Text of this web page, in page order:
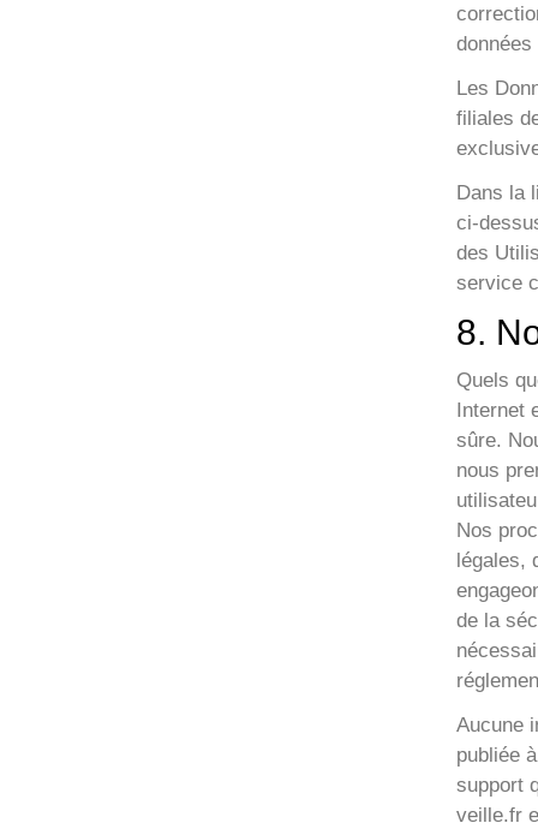
Les
filiales
Dans la
ci-
des
service
8.
Quels
Internet
sûre.
nous
Nos
légales,
de la
Aucune
publiée
support
veille.fr